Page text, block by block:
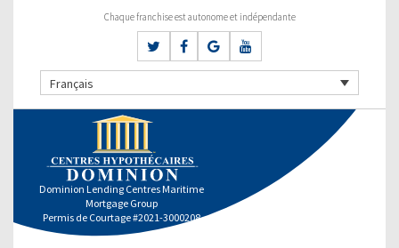
Chaque franchise est autonome et indépendante
Français
Dominion Lending Centres Maritime
Mortgage Group
Permis de Courtage #2021-3000208